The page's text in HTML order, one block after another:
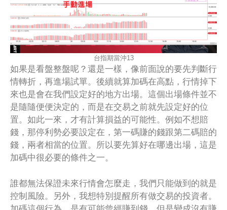
台指期當沖13
如果是看盤整盤呢？還是一樣，像前面說的要先判斷行
情轉折，再進場試單。後續就算加碼在高點，行情掉下
來也是會在我們設定好的地方出場。這個出場條件並不
是隨隨便便決定的，而是在交易之前就先設定好的位
置。如此一來，才有計算損益的可能性。例如不想賠
錢，那停利勢必要設定在，第一碼賺的錢跟第二碼賠的
錢，兩者相當的位置。所以要先算好在哪邊出場，這是
加碼中很必要的條件之一。
誰都無法保證未來行情會怎麼走，我們只能做到的就是
控制風險。另外，我想特別提醒所有做交易的投資者。